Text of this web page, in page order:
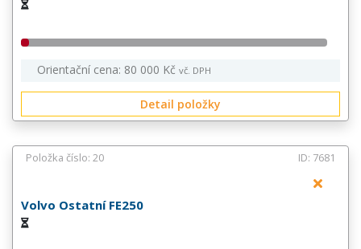
Orientační cena: 80 000 Kč vč. DPH
Detail položky
Položka číslo: 20 ID: 7681
Volvo Ostatní FE250